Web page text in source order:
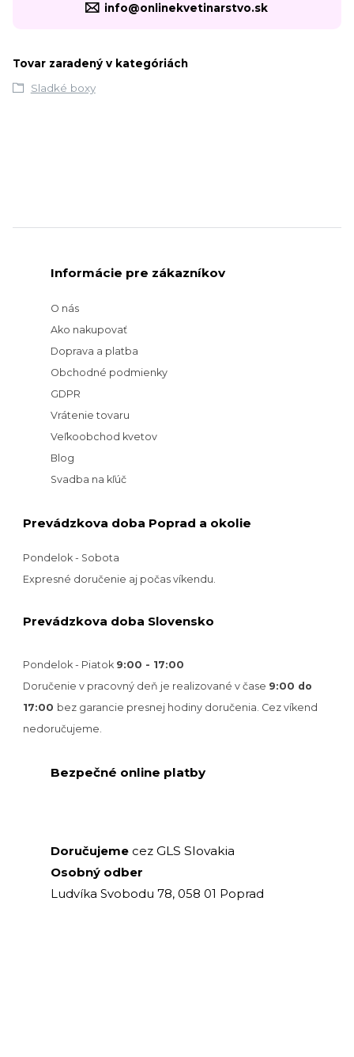
info@onlinekvetinarstvo.sk
Tovar zaradený v kategóriách
Sladké boxy
Informácie pre zákazníkov
O nás
Ako nakupovať
Doprava a platba
Obchodné podmienky
GDPR
Vrátenie tovaru
Veľkoobchod kvetov
Blog
Svadba na kľúč
Prevádzkova doba Poprad a okolie
Pondelok - Sobota
Expresné doručenie aj počas víkendu.
Prevádzkova doba Slovensko
Pondelok - Piatok 9:00 - 17:00
Doručenie v pracovný deň je realizované v čase 9:00 do
17:00 bez garancie presnej hodiny doručenia. Cez víkend
nedoručujeme.
Bezpečné online platby
Doručujeme cez GLS Slovakia
Osobný odber
Ludvíka Svobodu 78, 058 01 Poprad